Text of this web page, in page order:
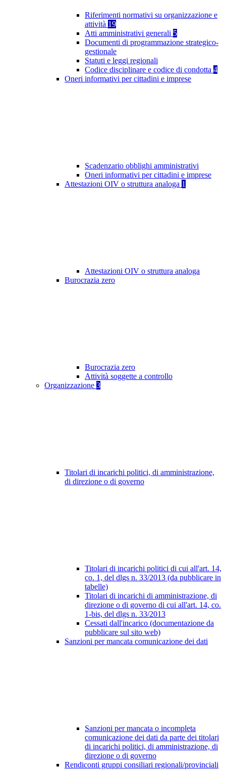
Riferimenti normativi su organizzazione e
attività 19
Atti amministrativi generali 5
Documenti di programmazione strategico-
gestionale
Statuti e leggi regionali
Codice disciplinare e codice di condotta 4
Oneri informativi per cittadini e imprese
Scadenzario obblighi amministrativi
Oneri informativi per cittadini e imprese
Attestazioni OIV o struttura analoga 1
Attestazioni OIV o struttura analoga
Burocrazia zero
Burocrazia zero
Attività soggette a controllo
Organizzazione 3
Titolari di incarichi politici, di amministrazione,
di direzione o di governo
Titolari di incarichi politici di cui all'art. 14,
co. 1, del dlgs n. 33/2013 (da pubblicare in
tabelle)
Titolari di incarichi di amministrazione, di
direzione o di governo di cui all'art. 14, co.
1-bis, del dlgs n. 33/2013
Cessati dall'incarico (documentazione da
pubblicare sul sito web)
Sanzioni per mancata comunicazione dei dati
Sanzioni per mancata o incompleta
comunicazione dei dati da parte dei titolari
di incarichi politici, di amministrazione, di
direzione o di governo
Rendiconti gruppi consiliari regionali/provinciali